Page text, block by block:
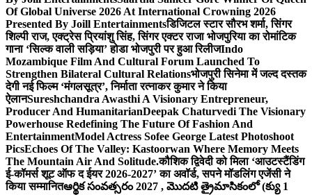
Of Global Universe 2026 At International Crowning 2026
Presented By Joill Entertainmentsडिजिटल स्टार सौरभ शर्मा, सिंगर
शिल्पी राज, एक्ट्रेस प्रियांशु सिंह, सिंगर एक्टर राजा भोजपुरिया का रोमांटिक
गाना ‘सिल्क वाली सड़िया’ होडा भोजपुरी पर हुआ रिलीजIndo
Mozambique Film And Cultural Forum Launched To
Strengthen Bilateral Cultural Relationsभोजपुरी सिनेमा में जल्द दस्तक
देगी नई फिल्म ‘मंगलसूत्र’, निर्माता रत्नाकर कुमार ने किया
ऐलानSureshchandra Awasthi A Visionary Entrepreneur,
Producer And HumanitarianDeepak Chaturvedi The Visionary
Powerhouse Redefining The Future Of Fashion And
EntertainmentModel Actress Sofee George Latest Photoshoot
PicsEchoes Of The Valley: Kastoorwan Where Memory Meets
The Mountain Air And Solitude.कौशिक द्विवेदी को मिला ‘आउटस्टैंडिंग
ई-कॉमर्स शूट ऑफ द ईयर 2026-2027’ का अवॉर्ड, सपने मॉडलिंग एजेंसी ने
किया सम्मानितఆర్థిక సంవత్సరం 2027 , మొదటి త్రైమాసికంలో (క్యు 1